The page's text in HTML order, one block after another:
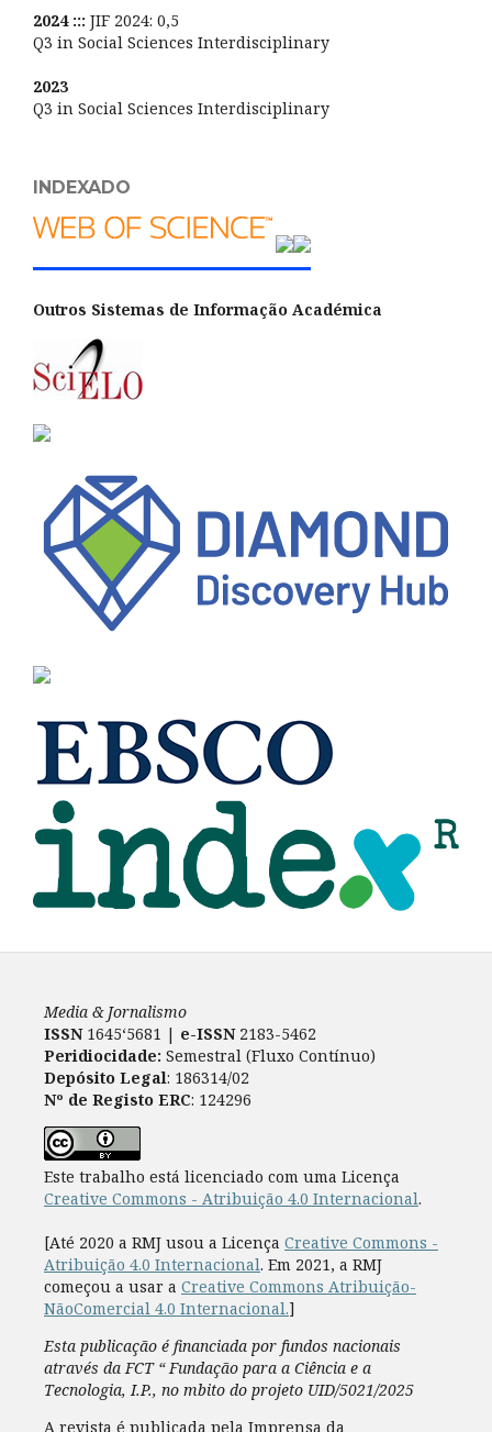
2024 ::: JIF 2024: 0,5
Q3 in Social Sciences Interdisciplinary
2023
Q3 in Social Sciences Interdisciplinary
INDEXADO
Outros Sistemas de Informação Académica
Media & Jornalismo
ISSN 1645‘5681 | e-ISSN2183-5462
Peridiocidade: Semestral (Fluxo Contínuo)
Depósito Legal: 186314/02
Nº de Registo ERC: 124296
Este trabalho está licenciado com uma Licença
Creative Commons - Atribuição 4.0 Internacional.
[Até 2020 a RMJ usou a Licença Creative Commons -
Atribuição 4.0 Internacional. Em 2021, a RMJ
começou a usar a Creative Commons Atribuição-
NãoComercial 4.0 Internacional.]
Esta publicação é financiada por fundos nacionais
através da FCT “ Fundação para a Ciência e a
Tecnologia, I.P., no mbito do projeto UID/5021/2025
A revista é publicada pela Imprensa da